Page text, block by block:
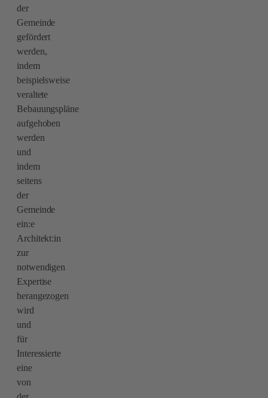
der
Gemeinde
gefördert
werden,
indem
beispielsweise
veraltete
Bebauungspläne
aufgehoben
werden
und
indem
seitens
der
Gemeinde
ein:e
Architekt:in
zur
notwendigen
Expertise
herangezogen
wird
und
für
Interessierte
eine
von